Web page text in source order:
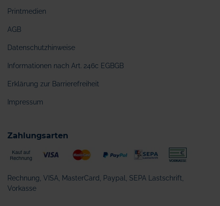
Printmedien
AGB
Datenschutzhinweise
Informationen nach Art. 246c EGBGB
Erklärung zur Barrierefreiheit
Impressum
Zahlungsarten
Rechnung, VISA, MasterCard, Paypal, SEPA Lastschrift,
Vorkasse